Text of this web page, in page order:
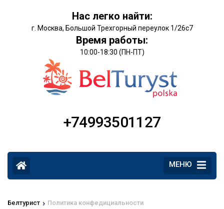
Нас легко найти:
г. Москва, Большой Трехгорный переулок 1/26с7
Время работы:
10:00-18:30 (ПН-ПТ)
+74993501127
МЕНЮ
Белтурист › Политика конфедициальности